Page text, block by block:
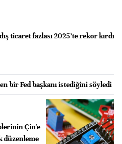
ticaret fazlası 2025’te rekor kırdı
bir Fed başkanı istediğini söyledi
Çin'e
düzenleme